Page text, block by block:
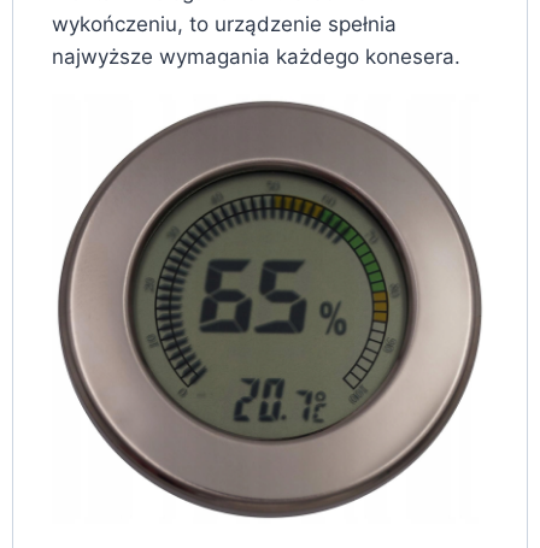
wykończeniu, to urządzenie spełnia
najwyższe wymagania każdego konesera.